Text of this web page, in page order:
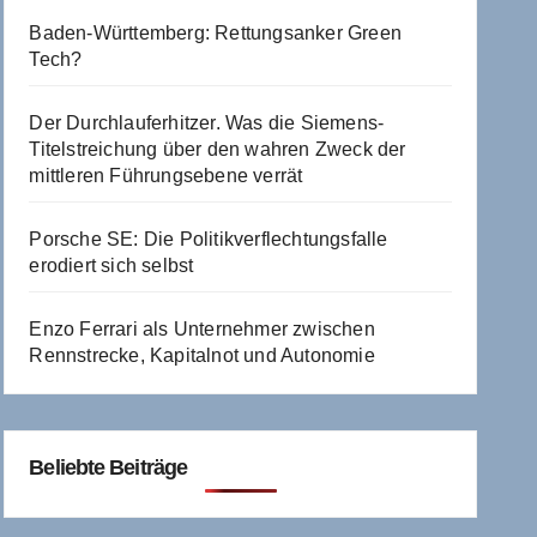
Baden-Württemberg: Rettungsanker Green
Tech?
Der Durchlauferhitzer. Was die Siemens-
Titelstreichung über den wahren Zweck der
mittleren Führungsebene verrät
Porsche SE: Die Politikverflechtungsfalle
erodiert sich selbst
Enzo Ferrari als Unternehmer zwischen
Rennstrecke, Kapitalnot und Autonomie
Beliebte Beiträge